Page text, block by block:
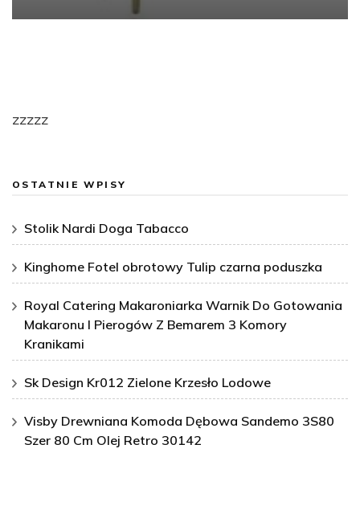
zzzzz
OSTATNIE WPISY
Stolik Nardi Doga Tabacco
Kinghome Fotel obrotowy Tulip czarna poduszka
Royal Catering Makaroniarka Warnik Do Gotowania
Makaronu I Pierogów Z Bemarem 3 Komory
Kranikami
Sk Design Kr012 Zielone Krzesło Lodowe
Visby Drewniana Komoda Dębowa Sandemo 3S80
Szer 80 Cm Olej Retro 30142